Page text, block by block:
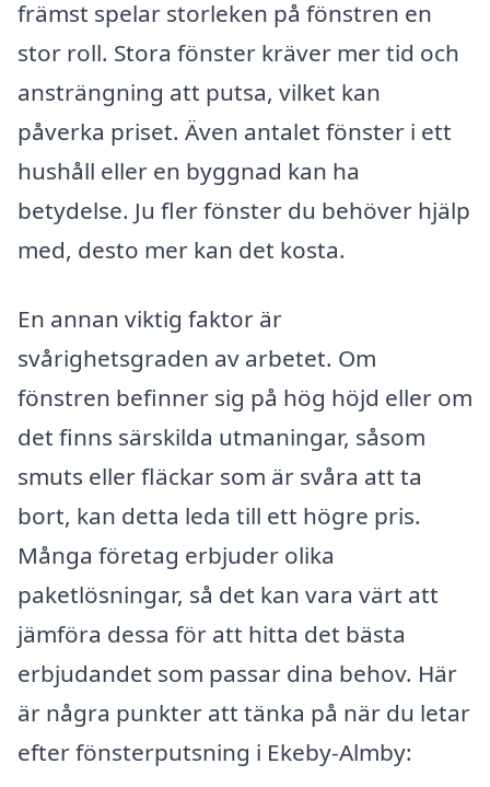
främst spelar storleken på fönstren en
stor roll. Stora fönster kräver mer tid och
ansträngning att putsa, vilket kan
påverka priset. Även antalet fönster i ett
hushåll eller en byggnad kan ha
betydelse. Ju fler fönster du behöver hjälp
med, desto mer kan det kosta.
En annan viktig faktor är
svårighetsgraden av arbetet. Om
fönstren befinner sig på hög höjd eller om
det finns särskilda utmaningar, såsom
smuts eller fläckar som är svåra att ta
bort, kan detta leda till ett högre pris.
Många företag erbjuder olika
paketlösningar, så det kan vara värt att
jämföra dessa för att hitta det bästa
erbjudandet som passar dina behov. Här
är några punkter att tänka på när du letar
efter fönsterputsning i Ekeby-Almby: